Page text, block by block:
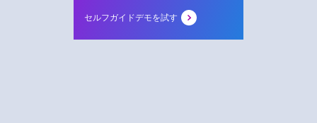
セルフガイドデモを試す